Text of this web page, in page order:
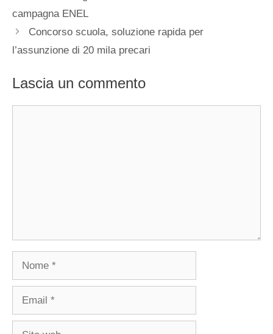
campagna ENEL
Concorso scuola, soluzione rapida per
l’assunzione di 20 mila precari
Lascia un commento
Nome
Email
Sito